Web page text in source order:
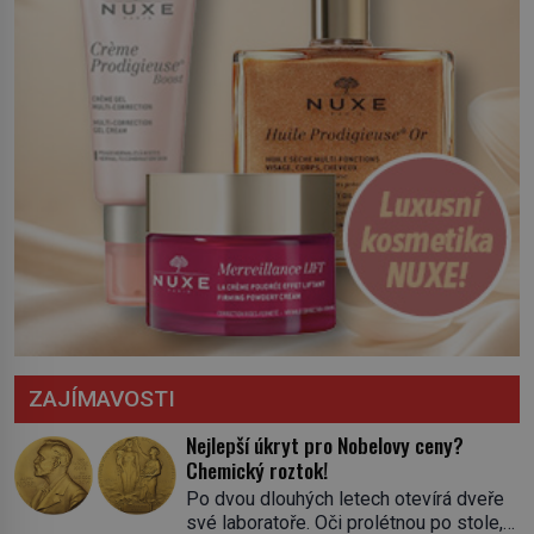
ZAJÍMAVOSTI
Nejlepší úkryt pro Nobelovy ceny?
Chemický roztok!
Po dvou dlouhých letech otevírá dveře
své laboratoře. Oči prolétnou po stole,